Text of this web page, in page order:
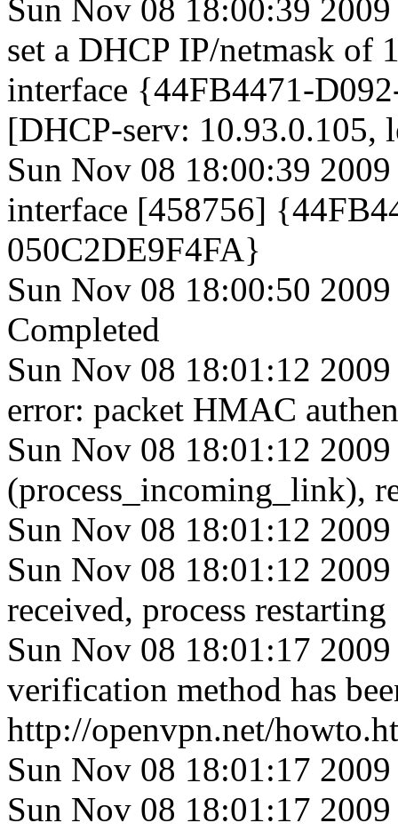
Sun Nov 08 18:00:39
set a DHCP IP/netmask of
interface {44FB4471-
[DHCP-serv: 10.93.0.105,
Sun Nov 08 18:00:39
interface [458756]
050C2DE9F4FA}
Sun Nov 08 18:00:50
Completed
Sun Nov 08 18:01:12
error: packet HMAC
Sun Nov 08 18:01:12
(process_incoming_link),
Sun Nov 08 18:01:12
Sun Nov 08 18:01:12
received, process restarting
Sun Nov 08 18:01:17
verification method has
http://openvpn.net/
Sun Nov 08 18:01:17
Sun Nov 08 18:01:17